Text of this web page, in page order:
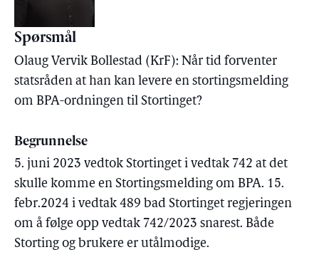
Spørsmål
Olaug Vervik Bollestad (KrF): Når tid forventer
statsråden at han kan levere en stortingsmelding
om BPA-ordningen til Stortinget?
Begrunnelse
5. juni 2023 vedtok Stortinget i vedtak 742 at det
skulle komme en Stortingsmelding om BPA. 15.
febr.2024 i vedtak 489 bad Stortinget regjeringen
om å følge opp vedtak 742/2023 snarest. Både
Storting og brukere er utålmodige.